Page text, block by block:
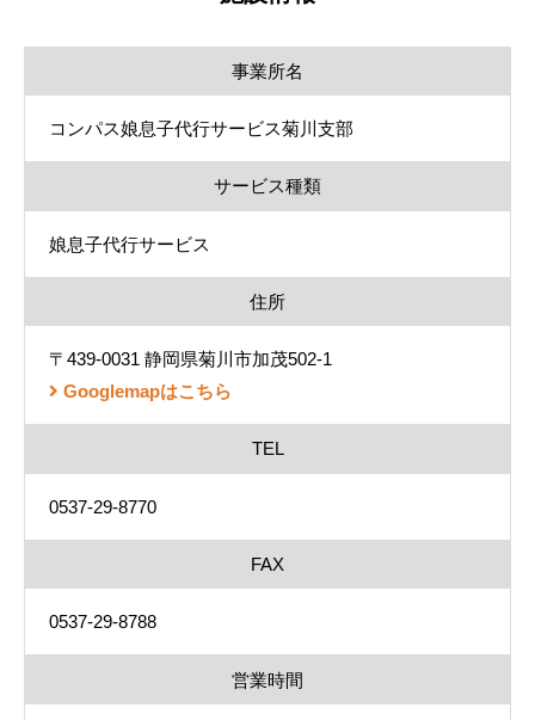
事業所名
コンパス娘息子代行サービス菊川支部
サービス種類
娘息子代行サービス
住所
〒439-0031 静岡県菊川市加茂502‐1
Googlemapはこちら
TEL
0537-29-8770
FAX
0537-29-8788
営業時間